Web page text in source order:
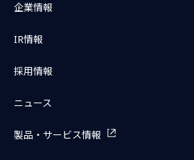
企業情報
IR情報
採用情報
ニュース
製品・サービス情報